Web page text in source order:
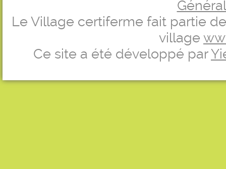
Le Village certiferme fait partie
village
Ce site a été développé par